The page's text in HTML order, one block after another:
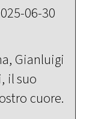
06-30
Gianluigi
il suo
cuore.